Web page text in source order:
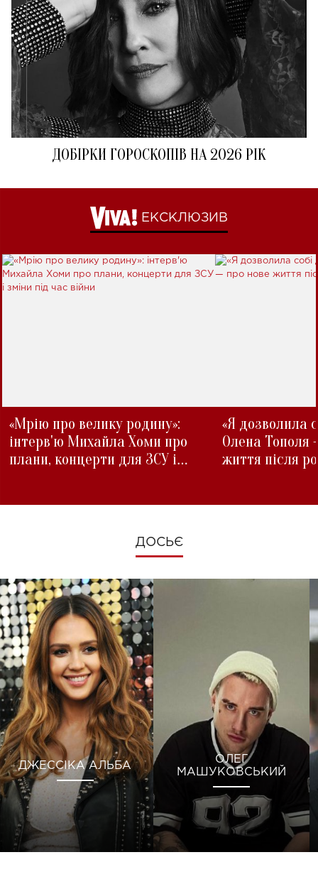
ДОБІРКИ ГОРОСКОПІВ НА 2026 РІК
ЕКСКЛЮЗИВ
«Мрію про велику родину»:
інтерв'ю Михайла Хоми про
плани, концерти для ЗСУ і
«Я дозволила
Олена Тополя
життя після
ДОСЬЄ
ДЖЕССІКА АЛЬБА
ОЛЕГ
МАШУКОВСЬКИЙ